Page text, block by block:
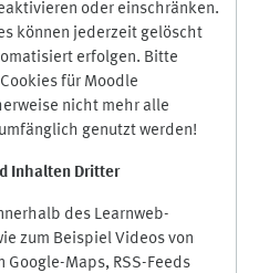
oder einschränken.
können jederzeit gelöscht
erfolgen. Bitte
für Moodle
nicht mehr alle
genutzt werden!
Inhalten Dritter
des Learnweb-
zum Beispiel Videos von
Google-Maps, RSS-Feeds